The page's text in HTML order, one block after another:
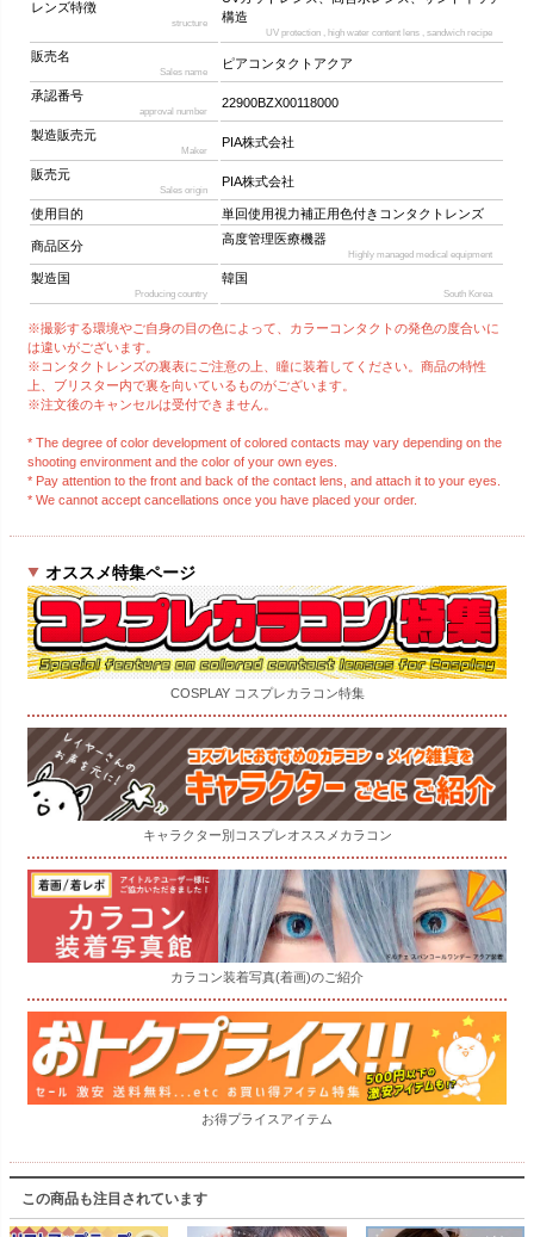
レンズ特徴
structure
構造
UV protection , high water content lens , sandwich recipe
販売名
Sales name
ピアコンタクトアクア
承認番号
approval number
22900BZX00118000
製造販売元
Maker
PIA株式会社
販売元
Sales origin
PIA株式会社
使用目的 単回使用視力補正用色付きコンタクトレンズ
商品区分 高度管理医療機器
Highly managed medical equipment
製造国
Producing country
韓国
South Korea
※撮影する環境やご自身の目の色によって、カラーコンタクトの発色の度合いに
は違いがございます。
※コンタクトレンズの裏表にご注意の上、瞳に装着してください。商品の特性
上、ブリスター内で裏を向いているものがございます。
※注文後のキャンセルは受付できません。
* The degree of color development of colored contacts may vary depending on the
shooting environment and the color of your own eyes.
* Pay attention to the front and back of the contact lens, and attach it to your eyes.
* We cannot accept cancellations once you have placed your order.
オススメ特集ページ
COSPLAY コスプレカラコン特集
キャラクター別コスプレオススメカラコン
カラコン装着写真(着画)のご紹介
お得プライスアイテム
この商品も注目されています